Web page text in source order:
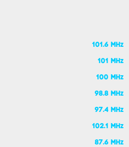
101.6 MHz
101 MHz
100 MHz
98.8 MHz
97.4 MHz
102.1 MHz
87.6 MHz